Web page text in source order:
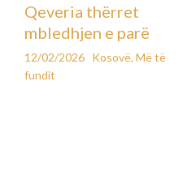
Qeveria thërret
mbledhjen e parë
12/02/2026 Kosovë, Më të
fundit